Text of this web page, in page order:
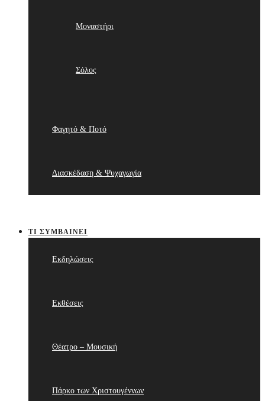
Μοναστήρι
Σόλος
Φαγητό & Ποτό
Διασκέδαση & Ψυχαγωγία
ΤΙ ΣΥΜΒΑΊΝΕΙ
Εκδηλώσεις
Εκθέσεις
Θέατρο – Μουσική
Πάρκο των Χριστουγέννων